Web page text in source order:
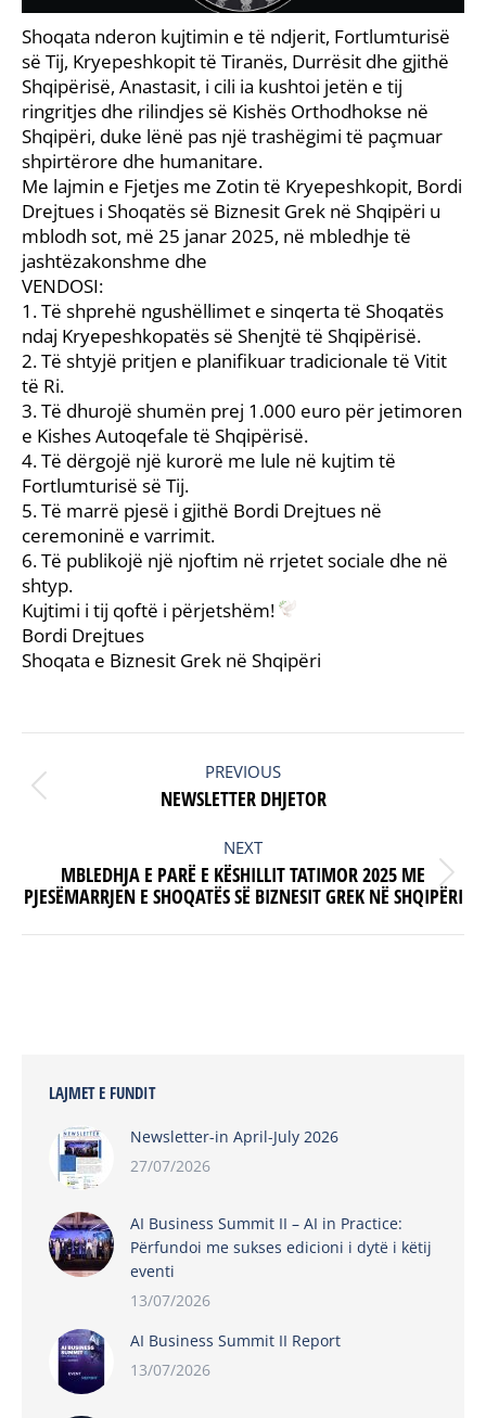
Shoqata nderon kujtimin e të ndjerit, Fortlumturisë
së Tij, Kryepeshkopit të Tiranës, Durrësit dhe gjithë
Shqipërisë, Anastasit, i cili ia kushtoi jetën e tij
ringritjes dhe rilindjes së Kishës Orthodhokse në
Shqipëri, duke lënë pas një trashëgimi të paçmuar
shpirtërore dhe humanitare.
Me lajmin e Fjetjes me Zotin të Kryepeshkopit, Bordi
Drejtues i Shoqatës së Biznesit Grek në Shqipëri u
mblodh sot, më 25 janar 2025, në mbledhje të
jashtëzakonshme dhe
VENDOSI:
1. Të shprehë ngushëllimet e sinqerta të Shoqatës
ndaj Kryepeshkopatës së Shenjtë të Shqipërisë.
2. Të shtyjë pritjen e planifikuar tradicionale të Vitit
të Ri.
3. Të dhurojë shumën prej 1.000 euro për jetimoren
e Kishes Autoqefale të Shqipërisë.
4. Të dërgojë një kurorë me lule në kujtim të
Fortlumturisë së Tij.
5. Të marrë pjesë i gjithë Bordi Drejtues në
ceremoninë e varrimit.
6. Të publikojë një njoftim në rrjetet sociale dhe në
shtyp.
Kujtimi i tij qoftë i përjetshëm!
Bordi Drejtues
Shoqata e Biznesit Grek në Shqipëri
NAVIGATION
PREVIOUS
Previous
NEWSLETTER DHJETOR
NEXT
Next
post:
MBLEDHJA E PARË E KËSHILLIT TATIMOR 2025 ME
PJESËMARRJEN E SHOQATËS SË BIZNESIT GREK NË SHQIPËRI
LAJMET E FUNDIT
Newsletter-in April-July 2026
27/07/2026
AI Business Summit II – AI in Practice:
Përfundoi me sukses edicioni i dytë i këtij
eventi
13/07/2026
AI Business Summit II Report
13/07/2026